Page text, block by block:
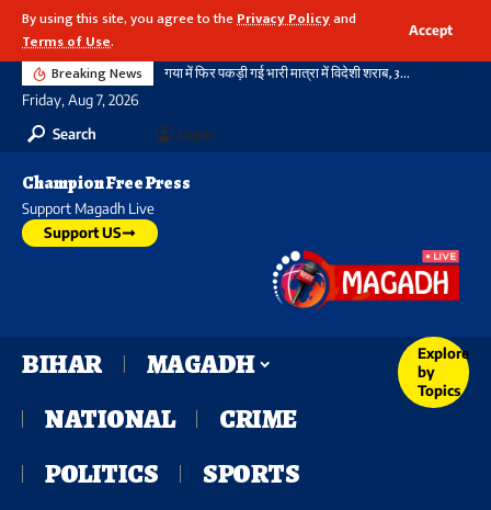
By using this site, you agree to thePrivacy Policyand
Terms of Use.
Accept
Breaking News गया में फिर पकड़ी गई भारी मात्रा में विदेशी शराब, 3720 बोतल शराब के साथ दो तस्कर गिरफ्तार, नहीं थम रहा सिलसिला
Friday, Aug 7, 2026
Search
Login
Champion Free Press
Support Magadh Live
Support US
BIHAR
MAGADH
NATIONAL
CRIME
POLITICS
SPORTS
Explore
by
Topics